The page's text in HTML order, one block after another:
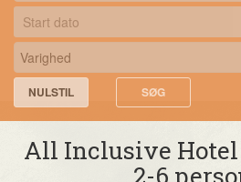
NULSTIL SØG
All Inclusive
2-6